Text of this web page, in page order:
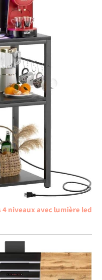
niveaux avec lumière led